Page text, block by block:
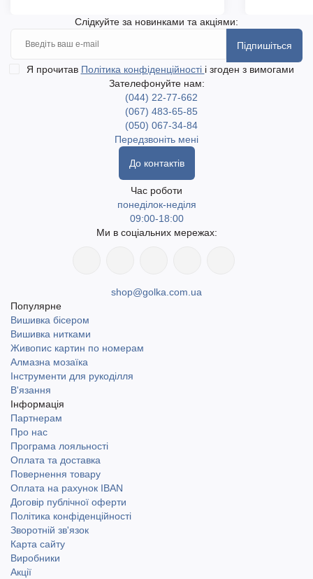
Слідкуйте за новинками та акціями:
Підпишіться
Я прочитав Політика конфіденційності і згоден з вимогами
Зателефонуйте нам:
(044) 22-77-662
(067) 483-65-85
(050) 067-34-84
Передзвоніть мені
До контактів
Час роботи
понеділок-неділя
09:00-18:00
Ми в соціальних мережах:
shop@golka.com.ua
Популярне
Вишивка бісером
Вишивка нитками
Живопис картин по номерам
Алмазна мозаїка
Інструменти для рукоділля
В'язання
Інформація
Партнерам
Про нас
Програма лояльності
Оплата та доставка
Повернення товару
Оплата на рахунок IBAN
Договір публічної оферти
Політика конфіденційності
Зворотній зв'язок
Карта сайту
Виробники
Акції